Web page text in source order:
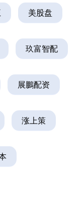
美股盘
玖富智配
展鵬配资
涨上策